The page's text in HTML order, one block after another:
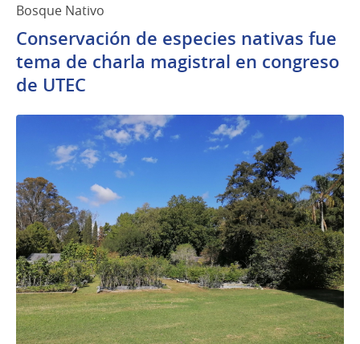
Bosque Nativo
Conservación de especies nativas fue
tema de charla magistral en congreso
de UTEC